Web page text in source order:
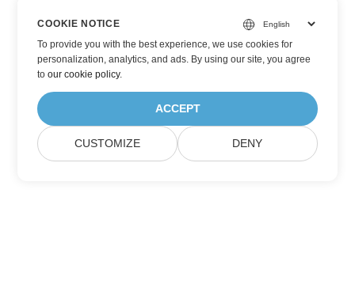
COOKIE NOTICE
To provide you with the best experience, we use cookies for
personalization, analytics, and ads. By using our site, you agree
toour cookie policy.
ACCEPT
CUSTOMIZE DENY